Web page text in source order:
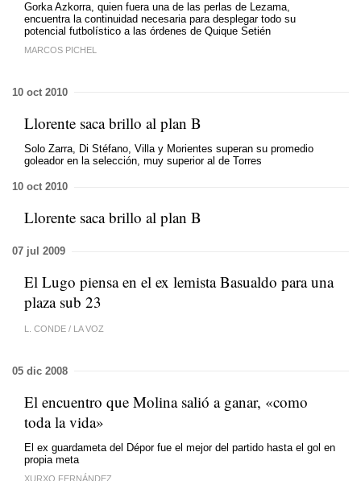
Gorka Azkorra, quien fuera una de las perlas de Lezama,
encuentra la continuidad necesaria para desplegar todo su
potencial futbolístico a las órdenes de Quique Setién
MARCOS PICHEL
10 oct 2010
Llorente saca brillo al plan B
Solo Zarra, Di Stéfano, Villa y Morientes superan su promedio
goleador en la selección, muy superior al de Torres
10 oct 2010
Llorente saca brillo al plan B
07 jul 2009
El Lugo piensa en el ex lemista Basualdo para una
plaza sub 23
L. CONDE / LA VOZ
05 dic 2008
El encuentro que Molina salió a ganar, «como
toda la vida»
El ex guardameta del Dépor fue el mejor del partido hasta el gol en
propia meta
XURXO FERNÁNDEZ